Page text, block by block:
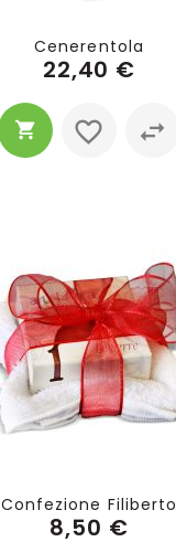
Cenerentola
22,40 €
Confezione Filiberto
8,50 €